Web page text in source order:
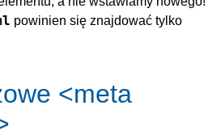
powinien się znajdować tylko
<meta